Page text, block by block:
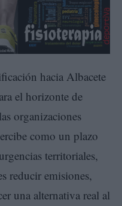
hacia Albacete
el horizonte de
organizaciones
como un plazo
territoriales,
reducir emisiones,
una alternativa real al